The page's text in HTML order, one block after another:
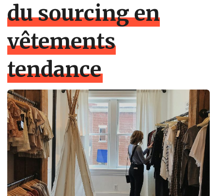
du sourcing en
vêtements
tendance